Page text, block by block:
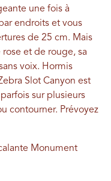
une fois à
endroits et vous
de 25 cm. Mais
et de rouge, sa
voix. Hormis
Slot Canyon est
sur plusieurs
contourner. Prévoyez
Monument